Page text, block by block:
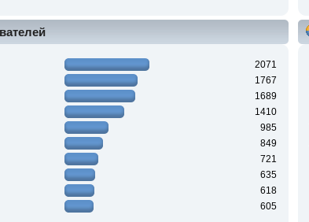
2071
1767
1689
1410
985
849
721
635
618
605